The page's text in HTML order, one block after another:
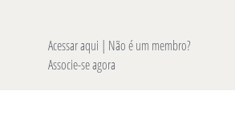
Acessar aqui | Não é um membro?
Associe-se agora